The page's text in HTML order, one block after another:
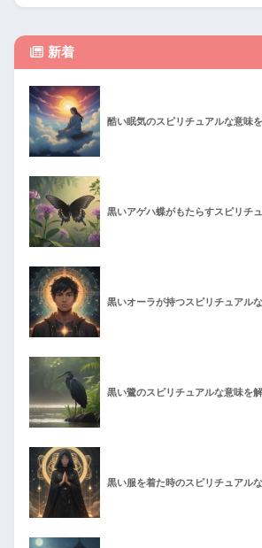
新着
酷い眠気のスピリチュアルな意味
黒いアゲハ蝶がもたらすスピリチ
黒いオーラが持つスピリチュアル
黒い鷺のスピリチュアルな意味を
黒い服を着た時のスピリチュアル